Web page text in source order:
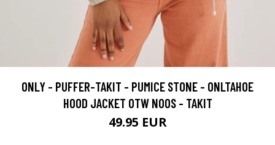
ONLY - PUFFER-TAKIT - PUMICE STONE - ONLTAHOE
HOOD JACKET OTW NOOS - TAKIT
49.95 EUR